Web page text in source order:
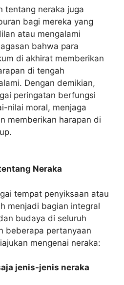
tentang neraka juga
bagi mereka yang
atau mengalami
bahwa para
di akhirat memberikan
di tengah
Dengan demikian,
peringatan berfungsi
nilai moral, menjaga
memberikan harapan di
Neraka
tempat penyiksaan atau
menjadi bagian integral
budaya di seluruh
beberapa pertanyaan
mengenai neraka:
jenis-jenis neraka